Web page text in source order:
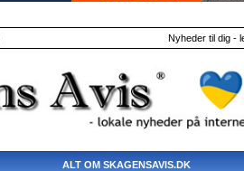
Nyheder til dig -
ALT OM SKAGENSAVIS.DK